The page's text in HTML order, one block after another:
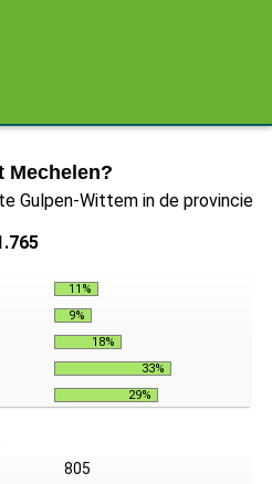
Mechelen?
Gulpen-Wittem in de provincie
11%
9%
18%
33%
29%
805